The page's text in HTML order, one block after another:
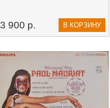
3 900 р. В КОРЗИНУ